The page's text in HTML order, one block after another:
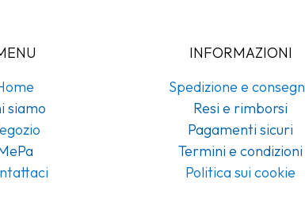
siamo
INFORMAZIONI
Spedizione e
Resi e rimborsi
Pagamenti sicuri
Termini e condizioni
Politica sui cookie